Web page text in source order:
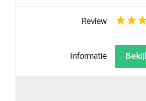
Review
Informatie